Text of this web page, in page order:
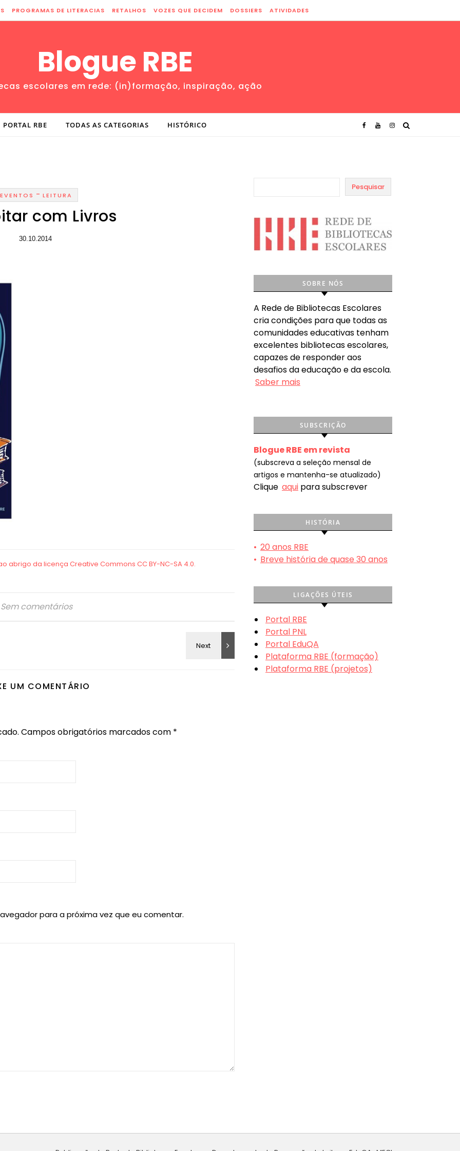
PROGRAMAS DE LITERACIAS RETALHOS VOZES QUE DECIDEM DOSSIERS ATIVIDADES
Blogue RBE
escolares em rede: (in)formação, inspiração, ação
PORTAL RBE TODAS AS CATEGORIAS HISTÓRICO
EVENTOS - LEITURA
com Livros
30.10.2014
Sem comentários
UM COMENTÁRIO
Campos obrigatórios marcados com *
para a próxima vez que eu comentar.
Pesquisar
SOBRE NÓS
A Rede de Bibliotecas Escolares
cria condições para que todas as
comunidades educativas tenham
excelentes bibliotecas escolares,
capazes de responder aos
desafios da educação e da escola.
Saber mais
SUBSCRIÇÃO
Blogue RBE em revista
(subscreva a seleção mensal de
artigos e mantenha-se atualizado)
Clique aqui para subscrever
HISTÓRIA
• 20 anos RBE
• Breve história de quase 30 anos
LIGAÇÕES ÚTEIS
Portal RBE
Portal PNL
Portal EduQA
Plataforma RBE (formação)
Plataforma RBE (projetos)